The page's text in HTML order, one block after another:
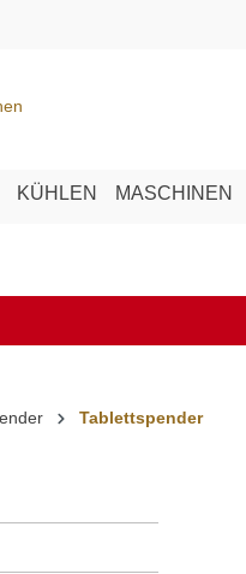
KÜHLEN MASCHINEN
Tablettspender